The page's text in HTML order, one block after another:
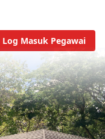
Log Masuk Pegawai